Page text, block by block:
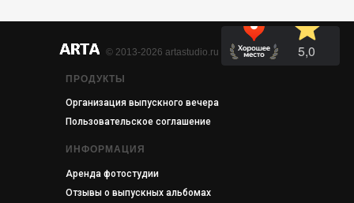
ПРОДУКТЫ
Организация выпускного вечера
Пользовательское соглашение
ИНФОРМАЦИЯ
Аренда фотостудии
Отзывы о выпускных альбомах
© 2013-2026 artastudio.ru